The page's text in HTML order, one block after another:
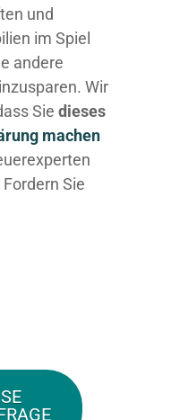
und
im Spiel
andere
Wir
Sie dieses
machen
Sie